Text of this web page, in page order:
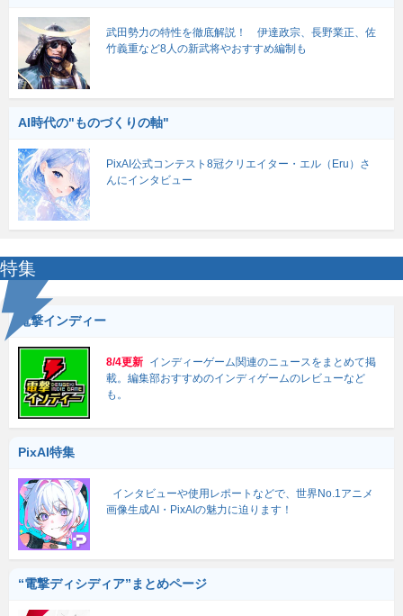
武田勢力の特性を徹底解説！ 伊達政宗、長野業正、佐
竹義重など8人の新武将やおすすめ編制も
AI時代の"ものづくりの軸"
PixAI公式コンテスト8冠クリエイター・エル（Eru）さ
んにインタビュー
特集
電撃インディー
8/4更新 インディーゲーム関連のニュースをまとめて掲
載。編集部おすすめのインディゲームのレビューなど
も。
PixAI特集
インタビューや使用レポートなどで、世界No.1アニメ
画像生成AI・PixAIの魅力に迫ります！
“電撃ディシディア”まとめページ